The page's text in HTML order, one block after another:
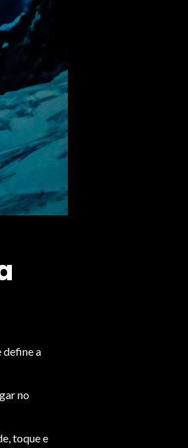
define a
no
toque e